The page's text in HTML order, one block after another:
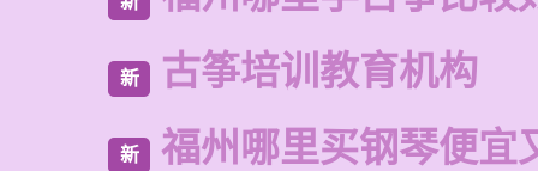
新 古筝培训教育机构
新 福州哪里买钢琴便宜